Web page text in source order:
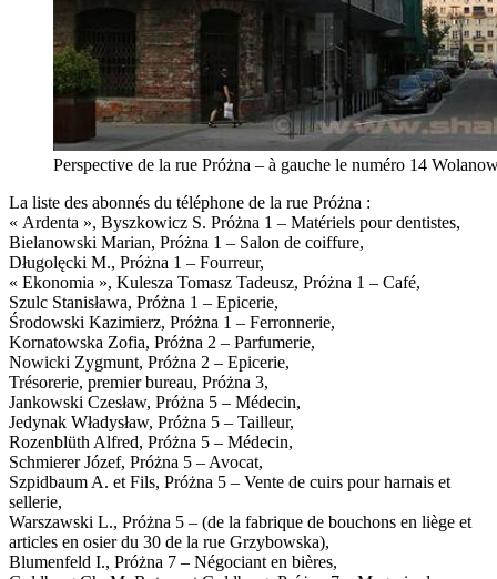
Perspective de la rue Próżna – à gauche le numéro 14
La liste des abonnés du téléphone de la rue Próżna :
« Ardenta », Byszkowicz S. Próżna 1 – Matériels pour dentistes,
Bielanowski Marian, Próżna 1 – Salon de coiffure,
Długolęcki M., Próżna 1 – Fourreur,
« Ekonomia », Kulesza Tomasz Tadeusz, Próżna 1 – Café,
Szulc Stanisława, Próżna 1 – Epicerie,
Środowski Kazimierz, Próżna 1 – Ferronnerie,
Kornatowska Zofia, Próżna 2 – Parfumerie,
Nowicki Zygmunt, Próżna 2 – Epicerie,
Trésorerie, premier bureau, Próżna 3,
Jankowski Czesław, Próżna 5 – Médecin,
Jedynak Władysław, Próżna 5 – Tailleur,
Rozenblüth Alfred, Próżna 5 – Médecin,
Schmierer Józef, Próżna 5 – Avocat,
Szpidbaum A. et Fils, Próżna 5 – Vente de cuirs pour harnais et
sellerie,
Warszawski L., Próżna 5 – (de la fabrique de bouchons en liège et
articles en osier du 30 de la rue Grzybowska),
Blumenfeld I., Próżna 7 – Négociant en bières,